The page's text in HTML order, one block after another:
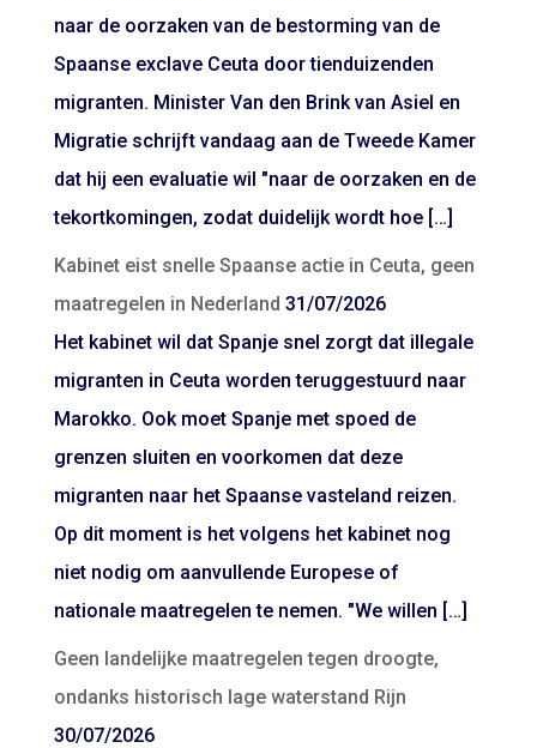
naar de oorzaken van de bestorming van de
Spaanse exclave Ceuta door tienduizenden
migranten. Minister Van den Brink van Asiel en
Migratie schrijft vandaag aan de Tweede Kamer
dat hij een evaluatie wil "naar de oorzaken en de
tekortkomingen, zodat duidelijk wordt hoe […]
Kabinet eist snelle Spaanse actie in Ceuta, geen
maatregelen in Nederland 31/07/2026
Het kabinet wil dat Spanje snel zorgt dat illegale
migranten in Ceuta worden teruggestuurd naar
Marokko. Ook moet Spanje met spoed de
grenzen sluiten en voorkomen dat deze
migranten naar het Spaanse vasteland reizen.
Op dit moment is het volgens het kabinet nog
niet nodig om aanvullende Europese of
nationale maatregelen te nemen. "We willen […]
Geen landelijke maatregelen tegen droogte,
ondanks historisch lage waterstand Rijn
30/07/2026